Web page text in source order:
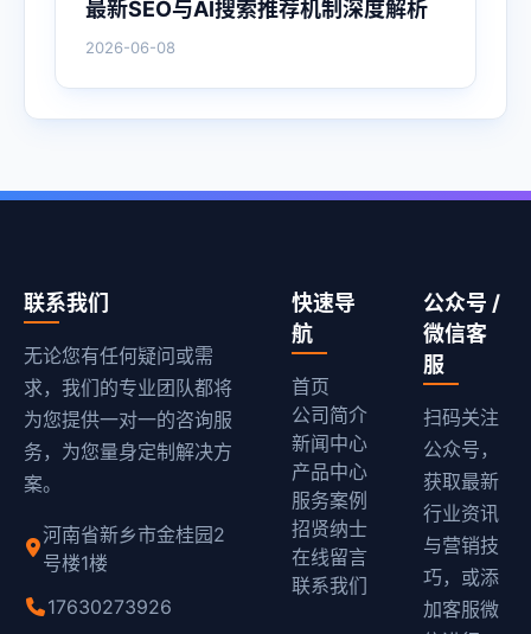
最新SEO与AI搜索推荐机制深度解析
2026-06-08
联系我们
无论您有任何疑问或需
求，我们的专业团队都将
为您提供一对一的咨询服
务，为您量身定制解决方
案。
河南省新乡市金桂园2
号楼1楼
17630273926
快速导
航
首页
公司简介
新闻中心
产品中心
服务案例
招贤纳士
在线留言
联系我们
公众号 /
微信客
服
扫码关注
公众号，
获取最新
行业资讯
与营销技
巧，或添
加客服微